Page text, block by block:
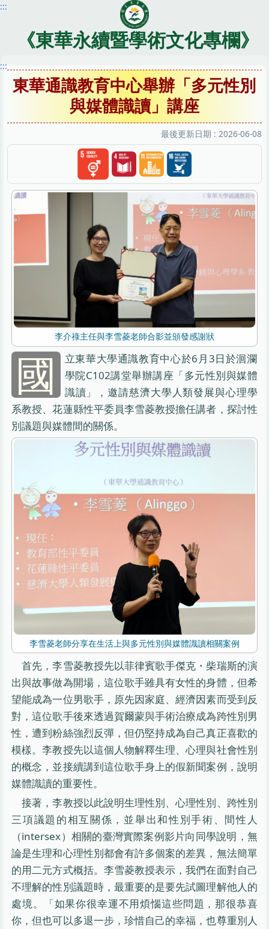
跳
內
區
:::
《東華永續暨學術文化專欄》
:::
東華通識教育中心舉辦「多元性別
與媒體識讀」講座
最後更新日期 : 2026-06-08
李介祿主任與李雪菱老師合影並頒發感謝狀
國
立東華大學通識教育中心於6月3日於洄瀾
學院C102講堂舉辦講座「多元性別與媒體
識讀」，邀請慈濟大學人類發展與心理學
系教授、花蓮縣性平委員李雪菱教授擔任講者，探討性
別議題與媒體間的關係。
李雪菱老師分享在生活上與多元性別與媒體識讀相關案例
首先，李雪菱教授先以菲律賓歌手傑克・柴瑞斯的演
出與故事做為開場，這位歌手雖具有女性的身體，但希
望能成為一位男歌手，原先因家庭、經濟因素而受到反
對，這位歌手後來透過賀爾蒙與手術治療成為跨性別男
性，遭到粉絲強烈反彈，但仍堅持成為自己真正喜歡的
模樣。李教授先以這個人物解釋生理、心理與社會性別
的概念，並接續講到這位歌手身上的假新聞案例，說明
媒體識讀的重要性。
接著，李教授以此說明生理性別、心理性別、跨性別
三項議題的相互關係，並舉出和性別手術、間性人
（intersex）相關的臺灣實際案例影片向同學說明，無
論是生理和心理性別都會有許多個案的差異，無法簡單
的用二元方式概括。李雪菱教授表示，我們在面對自己
不理解的性別議題時，最重要的是要先試圖理解他人的
處境。「如果你很幸運不用煩惱這些問題，那很恭喜
你，但也可以多退一步，珍惜自己的幸福，也尊重別人